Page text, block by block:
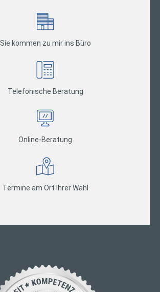
Sie kommen zu mir ins Büro
Telefonische Beratung
Online-Beratung
Termine am Ort Ihrer Wahl